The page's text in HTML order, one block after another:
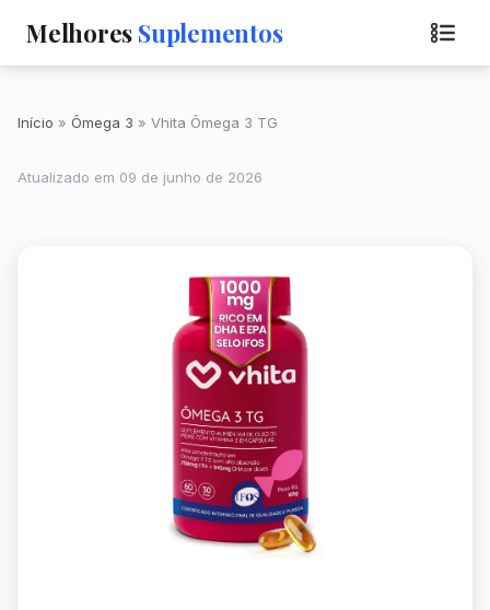
Melhores Suplementos
Início Ômega 3 Vhita Ômega 3 TG
Atualizado em 09 de junho de 2026